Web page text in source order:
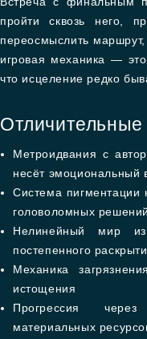
пройти сквозь него,
переосмыслить
игровая механика —
что исцеление редко
Отличительные
Метроидвания с
несёт эмоциональный
Система пигментации
головоломных решений
Нелинейный мир
постепенного
Механика
истощения
Прогрессия
материальных